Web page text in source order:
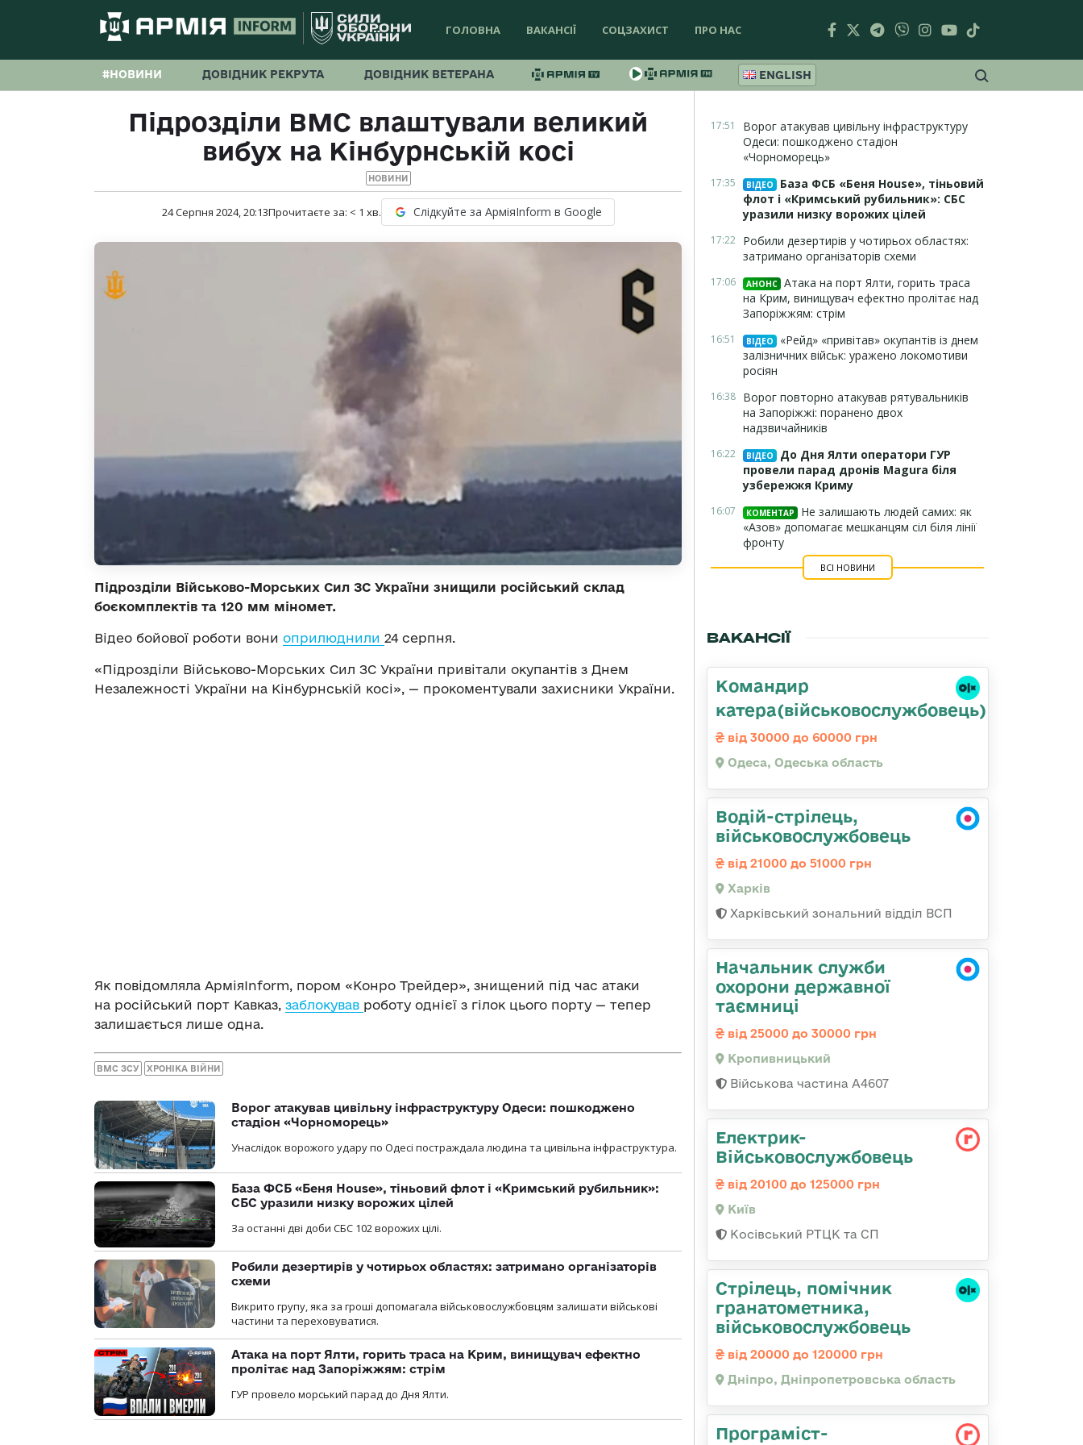
ГОЛОВНА ВАКАНСІЇ СОЦЗАХИСТ ПРО НАС
#НОВИНИ ДОВІДНИК РЕКРУТА ДОВІДНИК ВЕТЕРАНА ENGLISH
Підрозділи ВМС влаштували великий
вибух на Кінбурнській косі
НОВИНИ
24 Серпня 2024, 20:13Прочитаєте за: < 1 хв. Слідкуйте за АрміяInform в Google
Підрозділи Військово-Морських Сил ЗС України знищили російський склад
боєкомплектів та 120 мм міномет.
Відео бойової роботи вони оприлюднили 24 серпня.
«Підрозділи Військово-Морських Сил ЗС України привітали окупантів з Днем
Незалежності України на Кінбурнській косі», — прокоментували захисники України.
Як повідомляла АрміяInform, пором «Конро Трейдер», знищений під час атаки
на російський порт Кавказ, заблокував роботу однієї з гілок цього порту — тепер
залишається лише одна.
ВМС ЗСУ ХРОНІКА ВІЙНИ
Ворог атакував цивільну інфраструктуру Одеси: пошкоджено
стадіон «Чорноморець»
Унаслідок ворожого удару по Одесі постраждала людина та цивільна інфраструктура.
База ФСБ «Беня House», тіньовий флот і «Кримський рубильник»:
СБС уразили низку ворожих цілей
За останні дві доби СБС 102 ворожих цілі.
Робили дезертирів у чотирьох областях: затримано організаторів
схеми
Викрито групу, яка за гроші допомагала військовослужбовцям залишати військові
частини та переховуватися.
Атака на порт Ялти, горить траса на Крим, винищувач ефектно
пролітає над Запоріжжям: стрім
ГУР провело морський парад до Дня Ялти.
17:51
Ворог атакував цивільну інфраструктуру
Одеси: пошкоджено стадіон
«Чорноморець»
17:35 ВІДЕО
База ФСБ «Беня House», тіньовий
флот і «Кримський рубильник»: СБС
уразили низку ворожих цілей
17:22 Робили дезертирів у чотирьох областях:
затримано організаторів схеми
17:06 АНОНС Атака на порт Ялти, горить траса
на Крим, винищувач ефектно пролітає над
Запоріжжям: стрім
16:51 ВІДЕО
«Рейд» «привітав» окупантів із днем
залізничних військ: уражено локомотиви
росіян
16:38 Ворог повторно атакував рятувальників
на Запоріжжі: поранено двох
надзвичайників
16:22 ВІДЕО
До Дня Ялти оператори ГУР
провели парад дронів Magura біля
узбережжя Криму
16:07 КОМЕНТАР
Не залишають людей самих: як
«Азов» допомагає мешканцям сіл біля лінії
фронту
ВСІ НОВИНИ
ВАКАНСІЇ
Командир
катера(військовослужбовець)
від 30000 до 60000 грн
Одеса, Одеська область
Водій-стрілець,
військовослужбовець
від 21000 до 51000 грн
Харків
Харківський зональний відділ ВСП
Начальник служби
охорони державної
таємниці
від 25000 до 30000 грн
Кропивницький
Військова частина А4607
Електрик-
Військовослужбовець
від 20100 до 125000 грн
Київ
Косівський РТЦК та СП
Стрілець, помічник
гранатометника,
військовослужбовець
від 20000 до 120000 грн
Дніпро, Дніпропетровська область
Програміст-